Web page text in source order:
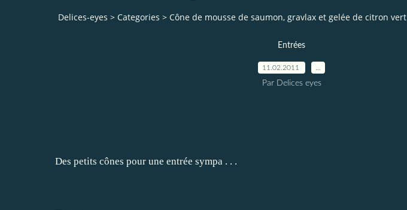
Delices-eyes > Categories > Cône de mousse de saumon, gravlax et gelée de citron vert
Entrées
11.02.2011
Par Delices eyes
Des petits cônes pour une entrée sympa . . .